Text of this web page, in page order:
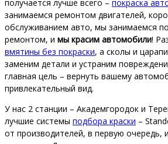
получается лучше всего – покраска
занимаемся ремонтом двигателей,
обслуживанием авто, мы занимаемся
ремонтом, и мы красим автомобили!
вмятины без покраски, а сколы и
заменим детали и устраним
главная цель – вернуть вашему
привлекательный вид.
У нас 2 станции – Академгородок и
лучшие системы подбора краски –
от производителей, в первую очередь,